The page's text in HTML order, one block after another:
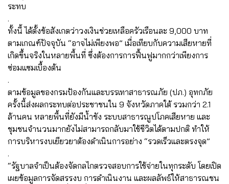
ระทบ
.
ทั้งนี้ ได้ตั้งข้อสังเกตว่าวงเงินช่วยเหลือครัวเรือนละ 9,000 บาท
ตามเกณฑ์ปัจจุบัน “อาจไม่เพียงพอ” เมื่อเทียบกับความเสียหายที่
เกิดขึ้นจริงในหลายพื้นที่ ซึ่งต้องการการฟื้นฟูมากกว่าเพียงการ
ซ่อมแซมเบื้องต้น
.
ตามข้อมูลของกรมป้องกันและบรรเทาสาธารณภัย (ปภ.) อุทกภัย
ครั้งนี้ส่งผลกระทบต่อประชาชนใน 9 จังหวัดภาคใต้ รวมกว่า 2.1
ล้านคน หลายพื้นที่ยังมีน้ำขัง ระบบสาธารณูปโภคเสียหาย และ
ชุมชนจำนวนมากยังไม่สามารถกลับมาใช้ชีวิตได้ตามปกติ ทำให้
การบริหารงบเยียวยาต้องดำเนินการอย่าง “รวดเร็วและตรงจุด”
.
“รัฐบาลจำเป็นต้องจัดกลไกตรวจสอบการใช้จ่ายในทุกระดับ โดยเปิด
เผยข้อมูลการจัดสรรงบ การดำเนินงาน และผลลัพธ์ให้สาธารณชน